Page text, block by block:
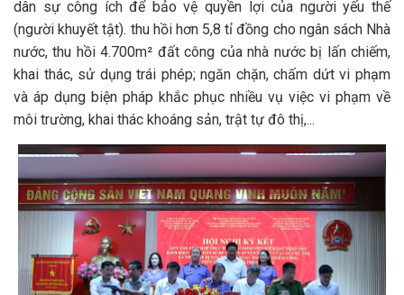
dân sự công ích để bảo vệ quyền lợi của người yếu thế
(người khuyết tật). thu hồi hơn 5,8 tỉ đồng cho ngân sách Nhà
nước, thu hồi 4.700m² đất công của nhà nước bị lấn chiếm,
khai thác, sử dụng trái phép; ngăn chặn, chấm dứt vi phạm
và áp dụng biện pháp khắc phục nhiều vụ việc vi phạm về
môi trường, khai thác khoáng sản, trật tự đô thị,...